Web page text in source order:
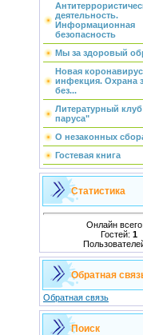
деятельность.
Информационная
безопасность
Мы за здоровый
Новая
инфекция. Охрана
без...
Литературный
паруса"
О незаконных
Гостевая книга
Статистика
Онлайн всего:
Гостей: 1
Обратная
Обратная связь
Поиск